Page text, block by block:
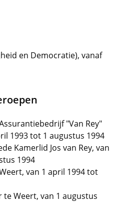
en Democratie), vanaf
"Van Rey"
1993 tot 1 augustus 1994
Kamerlid Jos van Rey, van
1994
van 1 april 1994 tot
Weert, van 1 augustus